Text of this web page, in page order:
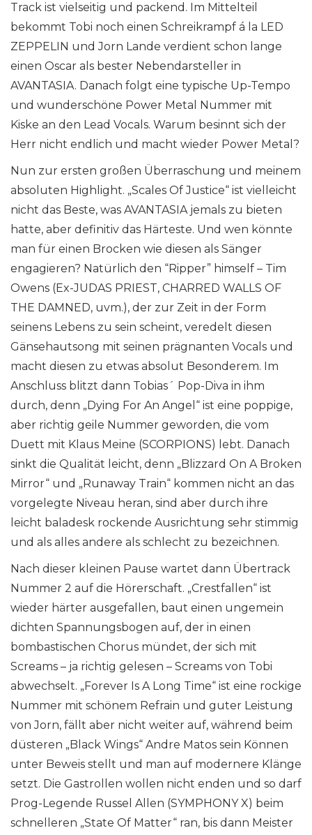
Track ist vielseitig und packend. Im Mittelteil
bekommt Tobi noch einen Schreikrampf á la LED
ZEPPELIN und Jorn Lande verdient schon lange
einen Oscar als bester Nebendarsteller in
AVANTASIA. Danach folgt eine typische Up-Tempo
und wunderschöne Power Metal Nummer mit
Kiske an den Lead Vocals. Warum besinnt sich der
Herr nicht endlich und macht wieder Power Metal?
Nun zur ersten großen Überraschung und meinem
absoluten Highlight. „Scales Of Justice“ ist vielleicht
nicht das Beste, was AVANTASIA jemals zu bieten
hatte, aber definitiv das Härteste. Und wen könnte
man für einen Brocken wie diesen als Sänger
engagieren? Natürlich den “Ripper” himself – Tim
Owens (Ex-JUDAS PRIEST, CHARRED WALLS OF
THE DAMNED, uvm.), der zur Zeit in der Form
seinens Lebens zu sein scheint, veredelt diesen
Gänsehautsong mit seinen prägnanten Vocals und
macht diesen zu etwas absolut Besonderem. Im
Anschluss blitzt dann Tobias´ Pop-Diva in ihm
durch, denn „Dying For An Angel“ ist eine poppige,
aber richtig geile Nummer geworden, die vom
Duett mit Klaus Meine (SCORPIONS) lebt. Danach
sinkt die Qualität leicht, denn „Blizzard On A Broken
Mirror“ und „Runaway Train“ kommen nicht an das
vorgelegte Niveau heran, sind aber durch ihre
leicht baladesk rockende Ausrichtung sehr stimmig
und als alles andere als schlecht zu bezeichnen.
Nach dieser kleinen Pause wartet dann Übertrack
Nummer 2 auf die Hörerschaft. „Crestfallen“ ist
wieder härter ausgefallen, baut einen ungemein
dichten Spannungsbogen auf, der in einen
bombastischen Chorus mündet, der sich mit
Screams – ja richtig gelesen – Screams von Tobi
abwechselt. „Forever Is A Long Time“ ist eine rockige
Nummer mit schönem Refrain und guter Leistung
von Jorn, fällt aber nicht weiter auf, während beim
düsteren „Black Wings“ Andre Matos sein Können
unter Beweis stellt und man auf modernere Klänge
setzt. Die Gastrollen wollen nicht enden und so darf
Prog-Legende Russel Allen (SYMPHONY X) beim
schnelleren „State Of Matter“ ran, bis dann Meister